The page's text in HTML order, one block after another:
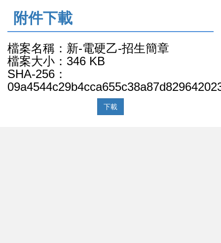
附件下載
檔案名稱：新-電硬乙-招生簡章
檔案大小：346 KB
SHA-256：
下載